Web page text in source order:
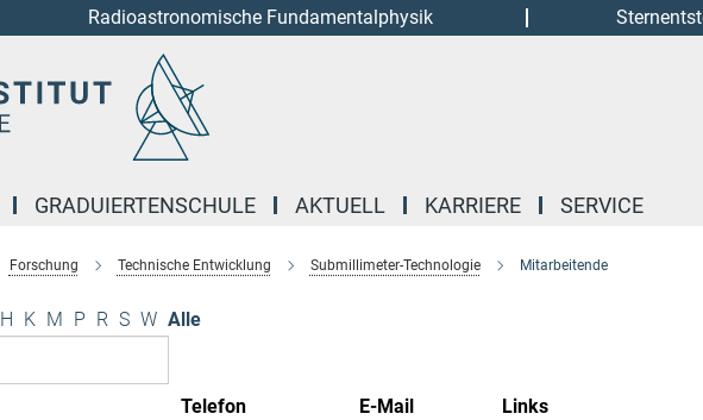
Radioastronomische Fundamentalphysik
GRADUIERTENSCHULE AKTUELL KARRIERE SERVICE
Forschung Technische Entwicklung Submillimeter-Technologie Mitarbeitende
H K M P R S W Alle
Telefon E-Mail
Links